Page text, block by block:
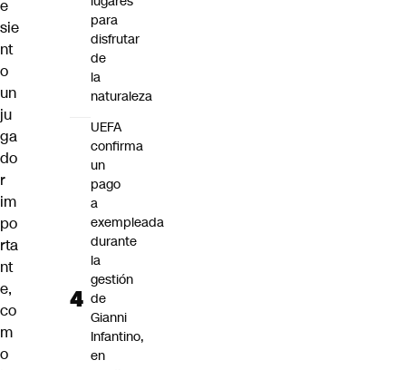
e
sie
nt
o
un
ju
ga
do
r
im
po
rta
nt
e,
co
m
o
para
disfrutar
de
la
naturaleza
UEFA
confirma
un
pago
a
exempleada
durante
la
gestión
de
Gianni
Infantino,
en